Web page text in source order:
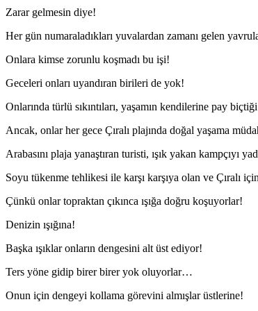
Zarar gelmesin diye!
Her gün numaraladıkları yuvalardan zamanı gelen
Onlara kimse zorunlu koşmadı bu işi!
Geceleri onları uyandıran birileri de yok!
Onlarında türlü sıkıntıları, yaşamın kendilerine pay
Ancak, onlar her gece Çıralı plajında doğal yaşama
Arabasını plaja yanaştıran turisti, ışık yakan kampçıyı
Soyu tükenme tehlikesi ile karşı karşıya olan ve Çıralı
Çünkü onlar topraktan çıkınca ışığa doğru koşuyorlar!
Denizin ışığına!
Başka ışıklar onların dengesini alt üst ediyor!
Ters yöne gidip birer birer yok oluyorlar…
Onun için dengeyi kollama görevini almışlar üstlerine!